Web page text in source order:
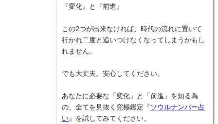
『変化』と『前進』
この2つが出来なければ、時代の流れに置いて
行かれ二度と追いつけなくなってしまうかもし
れません。
でも大丈夫。安心してください。
あなたに必要な「変化」と「前進」を知る為
の、全てを見抜く究極鑑定『 ソウルナンバー占
い 』を試してみてください。